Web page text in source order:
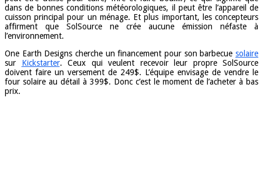
dans de bonnes conditions météorologiques, il peut être l’appareil de
cuisson principal pour un ménage. Et plus important, les concepteurs
affirment que SolSource ne crée aucune émission néfaste à
l’environnement.
One Earth Designs cherche un financement pour son barbecue solaire
sur Kickstarter. Ceux qui veulent recevoir leur propre SolSource
doivent faire un versement de 249$. L’équipe envisage de vendre le
four solaire au détail à 399$. Donc c’est le moment de l’acheter à bas
prix.